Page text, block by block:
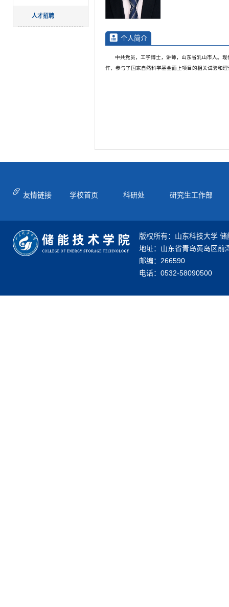
人才招聘
个人简介
中共党员，工学博士，讲师，山东省乳山市人。
作，参与了国家自然科学基金面上项目的相关试验和
友情链接 学校首页 科研处 研究生工作部
版权所有：山东科技大学
地址：山东省青岛黄岛区前
邮编：266590
电话：0532-58090500